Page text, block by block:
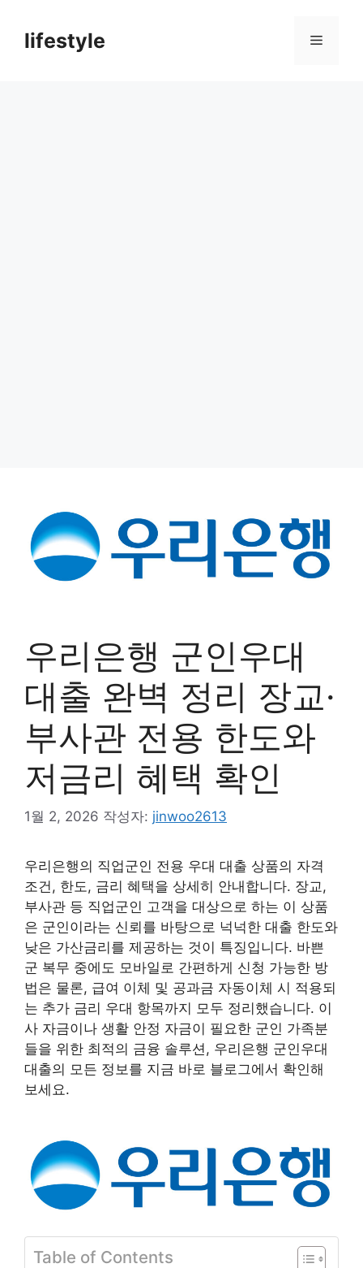
lifestyle 메
우리은행 군인우대
대출 완벽 정리 장교·
부사관 전용 한도와
저금리 혜택 확인
1월 2, 2026 작성자: jinwoo2613
우리은행의 직업군인 전용 우대 대출 상품의 자격
조건, 한도, 금리 혜택을 상세히 안내합니다. 장교,
부사관 등 직업군인 고객을 대상으로 하는 이 상품
은 군인이라는 신뢰를 바탕으로 넉넉한 대출 한도와
낮은 가산금리를 제공하는 것이 특징입니다. 바쁜
군 복무 중에도 모바일로 간편하게 신청 가능한 방
법은 물론, 급여 이체 및 공과금 자동이체 시 적용되
는 추가 금리 우대 항목까지 모두 정리했습니다. 이
사 자금이나 생활 안정 자금이 필요한 군인 가족분
들을 위한 최적의 금융 솔루션, 우리은행 군인우대
대출의 모든 정보를 지금 바로 블로그에서 확인해
보세요.
Table of Contents